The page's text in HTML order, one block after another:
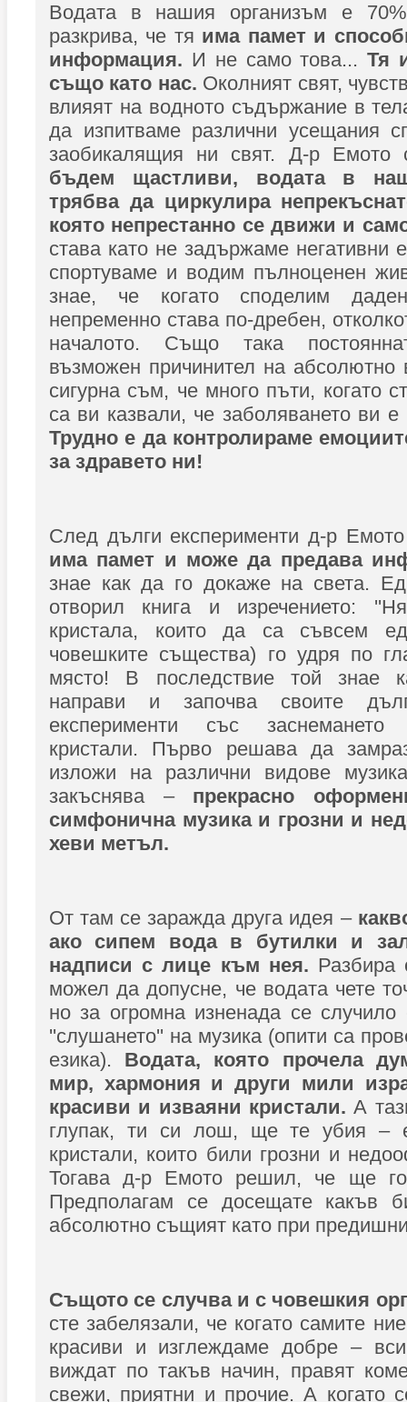
Водата в нашия организъм е
разкрива, че тя има памет и
информация. И не само това...Тя
също като нас. Околният свят,
влияят на водното съдържание в
да изпитваме различни усещания
заобикалящия ни свят. Д-р
бъдем щастливи, водата в
трябва да циркулира
която непрестанно се движи и
става като не задържаме негативни
спортуваме и водим пълноценен
знае, че когато споделим
непременно става по-дребен,
началото. Също така
възможен причинител на абсолютно
сигурна съм, че много пъти, когато
са ви казвали, че заболяването ви
Трудно е да контролираме
за здравето ни!
След дълги експерименти д-р
има памет и може да предава
знае как да го докаже на света.
отворил книга и изречението:
кристала, които да са съвсем
човешките същества) го удря по
място! В последствие той знае
направи и започва своите
експерименти със
кристали. Първо решава да
изложи на различни видове
закъснява – прекрасно
симфонична музика и грозни и
хеви метъл.
От там се заражда друга идея –
ако сипем вода в бутилки и
надписи с лице към нея.
можел да допусне, че водата чете
но за огромна изненада се
''слушането'' на музика (опити са
езика). Водата, която прочела
мир, хармония и други мили
красиви и изваяни кристали. А
глупак, ти си лош, ще те убия –
кристали, които били грозни и
Тогава д-р Емото решил, че ще
Предполагам се досещате какъв
абсолютно същият като при
Същото се случва и с човешкия
сте забелязали, че когато самите
красиви и изглеждаме добре –
виждат по такъв начин, правят
свежи, приятни и прочие. А когато